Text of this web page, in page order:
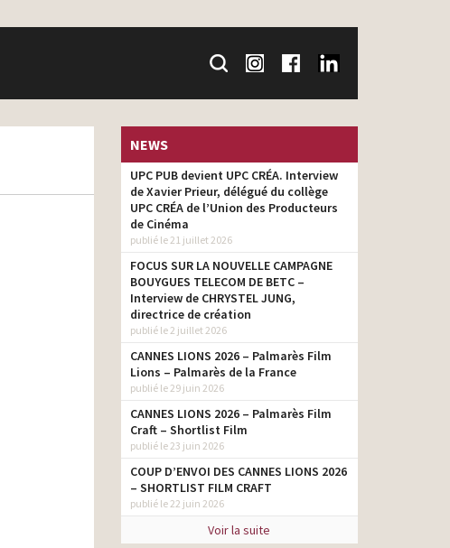
NEWS
UPC PUB devient UPC CRÉA. Interview
de Xavier Prieur, délégué du collège
UPC CRÉA de l’Union des Producteurs
de Cinéma
publié le 21 juillet 2026
FOCUS SUR LA NOUVELLE CAMPAGNE
BOUYGUES TELECOM DE BETC –
Interview de CHRYSTEL JUNG,
directrice de création
publié le 2 juillet 2026
CANNES LIONS 2026 – Palmarès Film
Lions – Palmarès de la France
publié le 29 juin 2026
CANNES LIONS 2026 – Palmarès Film
Craft – Shortlist Film
publié le 23 juin 2026
COUP D’ENVOI DES CANNES LIONS 2026
– SHORTLIST FILM CRAFT
publié le 22 juin 2026
Voir la suite